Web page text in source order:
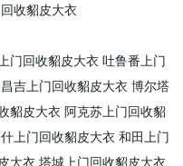
收貂皮大衣
门回收貂皮大衣 吐鲁番上门
昌吉上门回收貂皮大衣 博尔塔
貂皮大衣 阿克苏上门回收貂
上门回收貂皮大衣 和田上门
大衣 塔城上门回收貂皮大衣